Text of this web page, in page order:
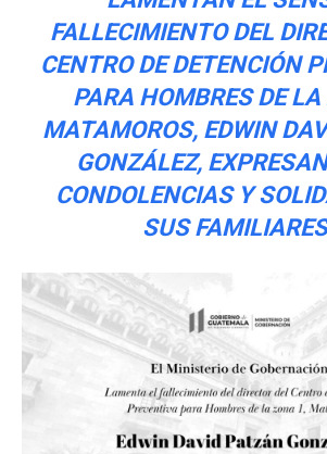
FALLECIMIENTO DEL
CENTRO DE DETENCIÓN
PARA HOMBRES DE
MATAMOROS, EDWIN
GONZÁLEZ,
CONDOLENCIAS Y
SUS